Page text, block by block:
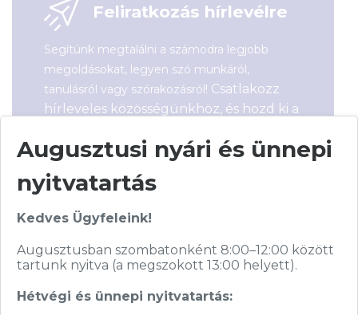
Feliratkozás hírlevélre
Segítünk megtalálni a számodra legjobb
megoldásokat, legyen szó munkáról,
tanulásról vagy szórakozásról! Csatlakozz
hírleveles közösségünkhöz, és hozd ki a
Hírlevelünkről bármikor leiratkozhatsz.
Elfogadom az ÁSZF-ben található
Augusztusi nyári és ünnepi
nyitvatartás
Kedves Ügyfeleink!
Augusztusban szombatonként 8:00–12:00 között
tartunk nyitva (a megszokott 13:00 helyett).
Hétvégi és ünnepi nyitvatartás: